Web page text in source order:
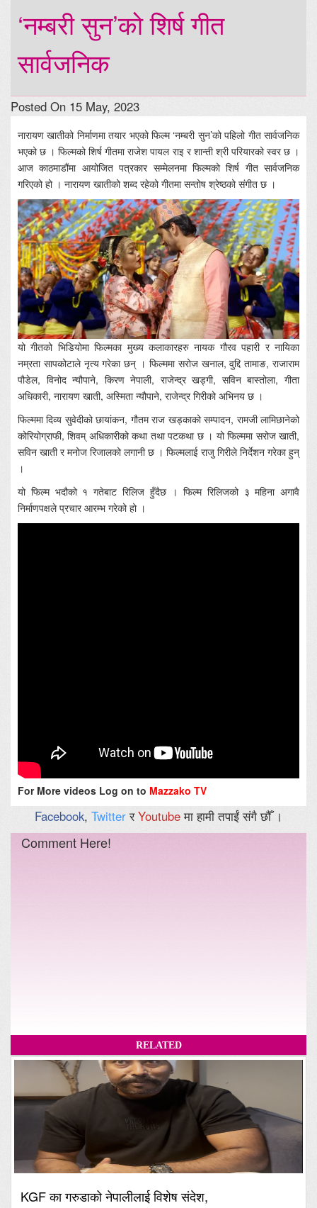
‘नम्बरी सुन’को शिर्ष गीत
सार्वजनिक
Posted On 15 May, 2023
नारायण खातीको निर्माणमा तयार भएको फिल्म ‘नम्बरी सुन’को पहिलो गीत सार्वजनिक
भएको छ । फिल्मको शिर्ष गीतमा राजेश पायल राइ र शान्ती श्री परियारको स्वर छ ।
आज काठमाडौंमा आयोजित पत्रकार सम्मेलनमा फिल्मको शिर्ष गीत सार्वजनिक
गरिएको हो । नारायण खातीको शब्द रहेको गीतमा सन्तोष श्रेष्ठको संगीत छ ।
यो गीतको भिडियोमा फिल्मका मुख्य कलाकारहरु नायक गौरव पहारी र नायिका
नम्रता सापकोटाले नृत्य गरेका छन् । फिल्ममा सरोज खनाल, वुद्दि तामाङ, राजाराम
पौडेल, विनोद न्यौपाने, किरण नेपाली, राजेन्द्र खड्गी, सविन बास्तोला, गीता
अधिकारी, नारायण खाती, अस्मिता न्यौपाने, राजेन्द्र गिरीको अभिनय छ ।
फिल्ममा दिव्य सुवेदीको छायांकन, गौतम राज खड्काको सम्पादन, रामजी लामिछानेको
कोरियोग्राफी, शिवम् अधिकारीको कथा तथा पटकथा छ । यो फिल्ममा सरोज खाती,
सविन खाती र मनोज रिजालको लगानी छ । फिल्मलाई राजु गिरीले निर्देशन गरेका हुन्
।
यो फिल्म भदौको १ गतेबाट रिलिज हुँदैछ । फिल्म रिलिजको ३ महिना अगावै
निर्माणपक्षले प्रचार आरम्भ गरेको हो ।
For More videos Log on to Mazzako TV
Facebook, TwitterरYoutubeमा हामी तपाईं संगै छौँ ।
Comment Here!
RELATED
KGF का गरुडाको नेपालीलाई विशेष संदेश,